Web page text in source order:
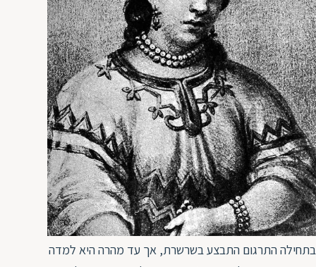
בתחילה התרגום התבצע בשרשרת, אך עד מהרה היא למדה